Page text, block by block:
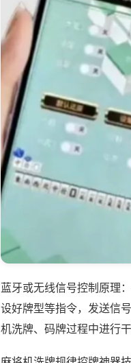
蓝牙或无线信号控制原理
设好牌型等指令，发送信
机洗牌、码牌过程中进行